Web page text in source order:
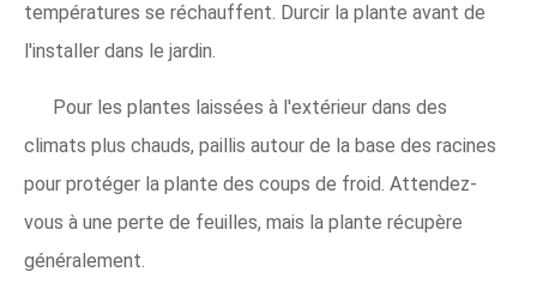
températures se réchauffent. Durcir la plante avant de
l'installer dans le jardin.
Pour les plantes laissées à l'extérieur dans des
climats plus chauds, paillis autour de la base des racines
pour protéger la plante des coups de froid. Attendez-
vous à une perte de feuilles, mais la plante récupère
généralement.